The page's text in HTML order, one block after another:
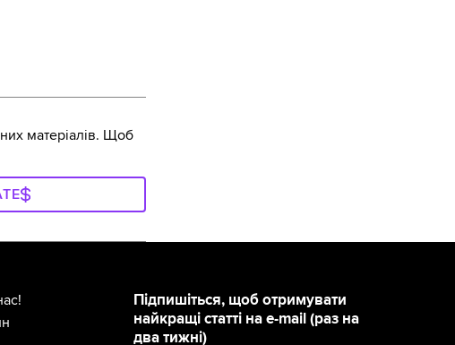
матеріалів. Щоб
Підпишіться, щоб отримувати
найкращі статті на e-mail (раз на
два тижні)